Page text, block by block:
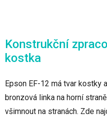
Konstrukční
kostka
Epson EF-12 má tvar kostky
bronzová linka na horní
všimnout na stranách. Zde